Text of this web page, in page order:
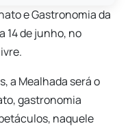
e Gastronomia da
14 de junho, no
a Mealhada será o
gastronomia
naquele